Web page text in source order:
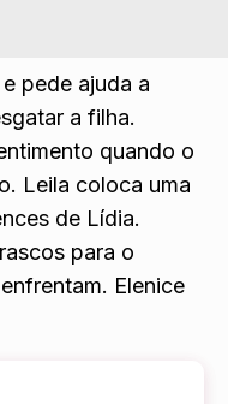
pede ajuda a
a filha.
quando o
Leila coloca uma
de Lídia.
para o
. Elenice